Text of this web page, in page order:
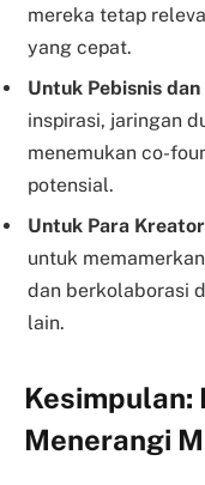
mereka tetap
yang cepat.
Untuk Pebisnis
inspirasi, jaringan
menemukan co-
potensial.
Untuk Para
untuk
dan berkolaborasi
lain.
Kesimpulan:
Menerangi